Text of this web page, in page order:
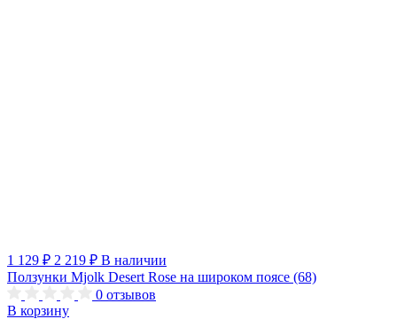
1 129 ₽ 2 219 ₽ В наличии
Ползунки Mjolk Desert Rose на широком поясе (68)
0 отзывов
В корзину